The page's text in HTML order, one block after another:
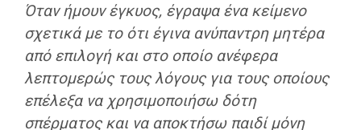
Όταν ήμουν έγκυος, έγραψα ένα κείμενο
σχετικά με το ότι έγινα ανύπαντρη μητέρα
από επιλογή και στο οποίο ανέφερα
λεπτομερώς τους λόγους για τους οποίους
επέλεξα να χρησιμοποιήσω δότη
σπέρματος και να αποκτήσω παιδί μόνη